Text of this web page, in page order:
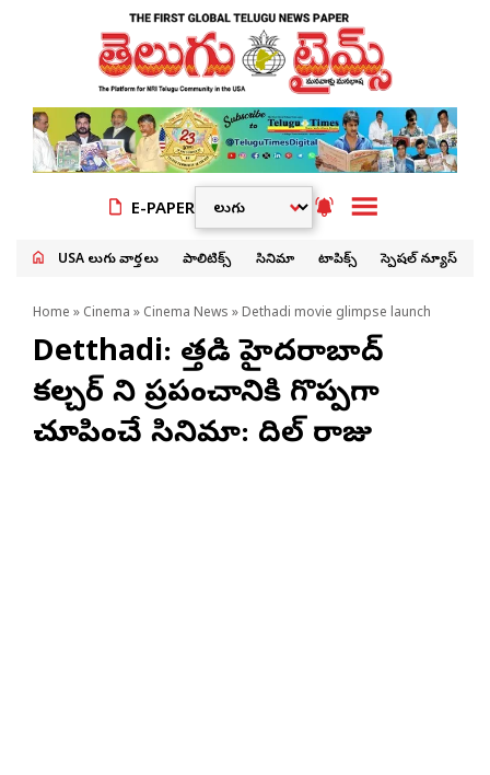
E-PAPER
USA తెలుగు వార్తలు పాలిటిక్స్ సినిమా టాపిక్స్ స్పెషల్ న్యూస్
Home » Cinema » Cinema News » Dethadi movie glimpse launch
Detthadi: దేత్తడి హైదరాబాద్
కల్చర్ ని ప్రపంచానికి గొప్పగా
చూపించే సినిమా: దిల్ రాజు